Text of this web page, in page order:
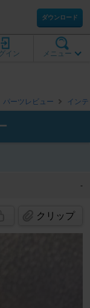
ダウンロード
メニュー
イン
パーツレビュー イン
-
クリップ